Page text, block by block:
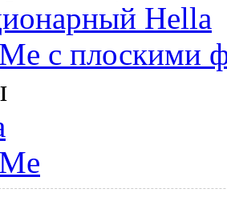
Hella
с плоскими